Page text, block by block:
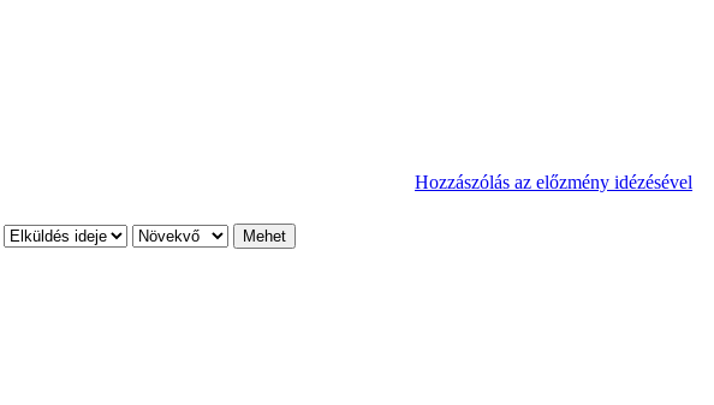
Hozzászólás az előzmény idézésével